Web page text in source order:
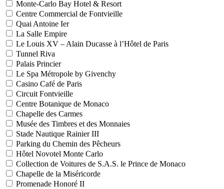
Monte-Carlo Bay Hotel & Resort
Centre Commercial de Fontvieille
Quai Antoine Ier
La Salle Empire
Le Louis XV – Alain Ducasse à l’Hôtel de Paris
Tunnel Riva
Palais Princier
Le Spa Métropole by Givenchy
Casino Café de Paris
Circuit Fontvieille
Centre Botanique de Monaco
Chapelle des Carmes
Musée des Timbres et des Monnaies
Stade Nautique Rainier III
Parking du Chemin des Pêcheurs
Hôtel Novotel Monte Carlo
Collection de Voitures de S.A.S. le Prince de Monaco
Chapelle de la Miséricorde
Promenade Honoré II